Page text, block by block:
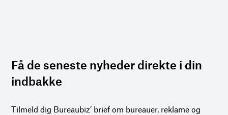
Få de seneste nyheder direkte i din
indbakke
Tilmeld dig Bureaubiz’ brief om bureauer, reklame og